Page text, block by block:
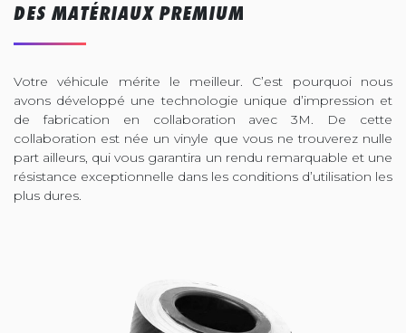
DES MATÉRIAUX PREMIUM
Votre véhicule mérite le meilleur. C’est pourquoi nous
avons développé une technologie unique d’impression et
de fabrication en collaboration avec 3M. De cette
collaboration est née un vinyle que vous ne trouverez nulle
part ailleurs, qui vous garantira un rendu remarquable et une
résistance exceptionnelle dans les conditions d’utilisation les
plus dures.